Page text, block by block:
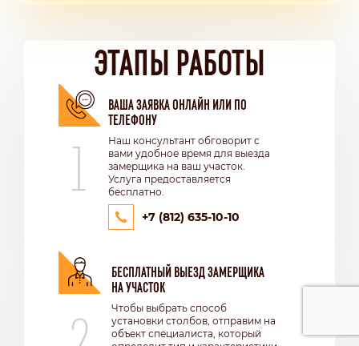
ЭТАПЫ РАБОТЫ
1
ВАША ЗАЯВКА ОНЛАЙН ИЛИ ПО
ТЕЛЕФОНУ
Наш консультант обговорит с
вами удобное время для выезда
замерщика на ваш участок.
Услуга предоставляется
бесплатно.
+7 (812) 635-10-10
БЕСПЛАТНЫЙ ВЫЕЗД ЗАМЕРЩИКА
НА УЧАСТОК
Чтобы выбрать способ
установки столбов, отправим на
объект специалиста, который